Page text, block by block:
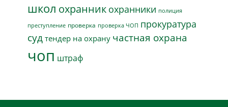
школ охранник охранники полиция
преступление проверка проверка ЧОП прокуратура
суд тендер на охрану частная охрана
чоп штраф